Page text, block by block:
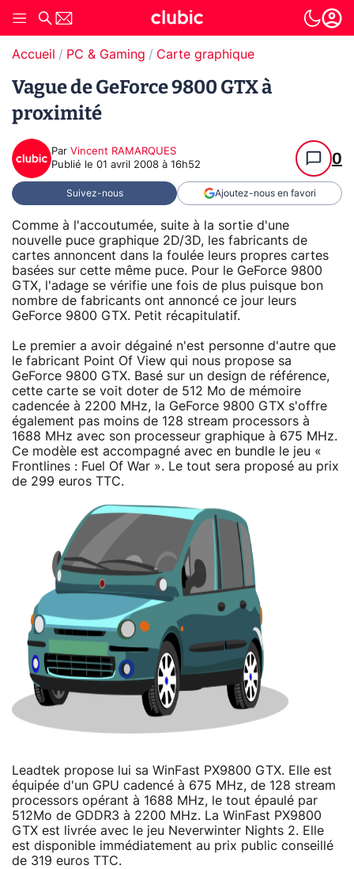
Accueil PC & Gaming Carte graphique
Vague de GeForce 9800 GTX à
proximité
Par Vincent RAMARQUES
Publié le 01 avril 2008 à 16h52 0
Suivez-nous Ajoutez-nous en favori
Comme à l'accoutumée, suite à la sortie d'une
nouvelle puce graphique 2D/3D, les fabricants de
cartes annoncent dans la foulée leurs propres cartes
basées sur cette même puce. Pour le GeForce 9800
GTX, l'adage se vérifie une fois de plus puisque bon
nombre de fabricants ont annoncé ce jour leurs
GeForce 9800 GTX. Petit récapitulatif.
Le premier a avoir dégainé n'est personne d'autre que
le fabricant Point Of View qui nous propose sa
GeForce 9800 GTX. Basé sur un design de référence,
cette carte se voit doter de 512 Mo de mémoire
cadencée à 2200 MHz, la GeForce 9800 GTX s'offre
également pas moins de 128 stream processors à
1688 MHz avec son processeur graphique à 675 MHz.
Ce modèle est accompagné avec en bundle le jeu «
Frontlines : Fuel Of War ». Le tout sera proposé au prix
de 299 euros TTC.
Leadtek propose lui sa WinFast PX9800 GTX. Elle est
équipée d'un GPU cadencé à 675 MHz, de 128 stream
processors opérant à 1688 MHz, le tout épaulé par
512Mo de GDDR3 à 2200 MHz. La WinFast PX9800
GTX est livrée avec le jeu Neverwinter Nights 2. Elle
est disponible immédiatement au prix public conseillé
de 319 euros TTC.